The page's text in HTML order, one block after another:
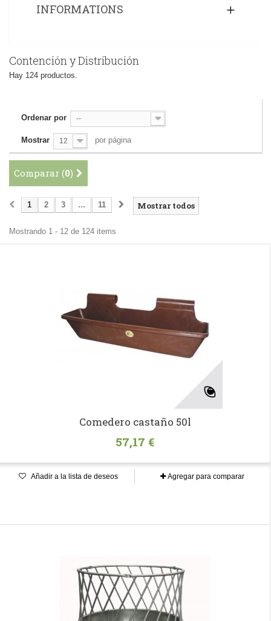
INFORMATIONS
Contención y Distribución
Hay 124 productos.
Ordenar por --
Mostrar 12 por página
Comparar (0)
Mostrar todos
1 2 3 ... 11
Mostrando 1 - 12 de 124 items
Comedero castaño 50l
57,17 €
Añadir a la lista de deseos Agregar para comparar